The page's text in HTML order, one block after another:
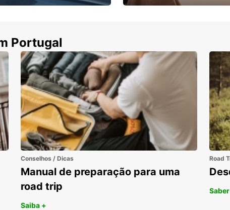
Portugal
Conselhos / Dicas
Manual de preparação para uma
road trip
Saiba +
Road